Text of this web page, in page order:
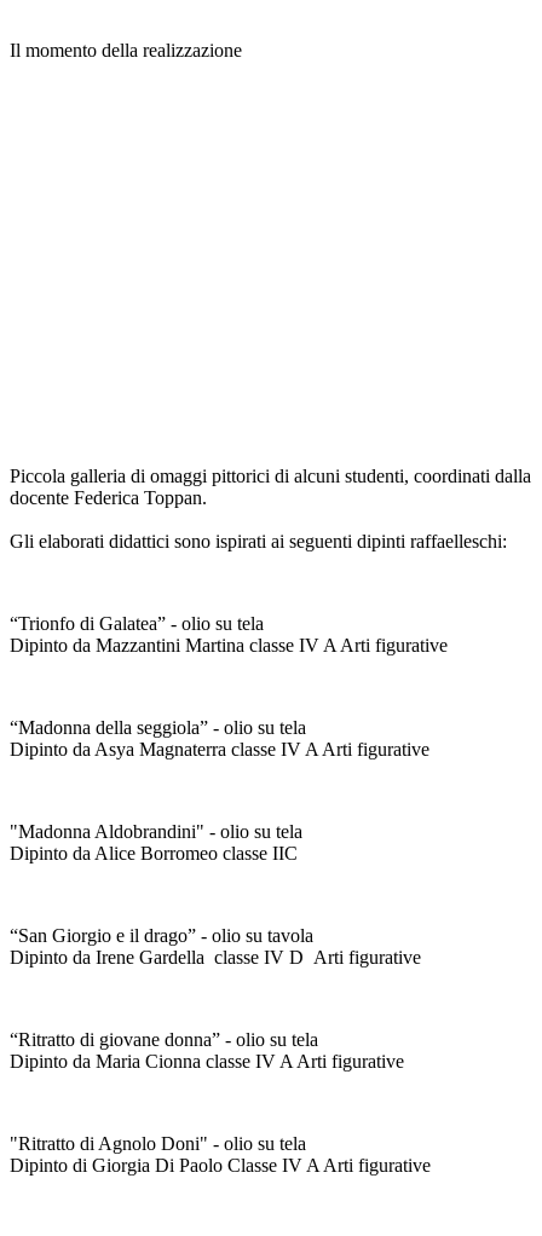
Il momento della realizzazione
Piccola galleria di omaggi pittorici di alcuni studenti, coordinati dalla
docente Federica Toppan.
Gli elaborati didattici sono ispirati ai seguenti dipinti raffaelleschi:
“Trionfo di Galatea” - olio su tela
Dipinto da Mazzantini Martina classe IV A Arti figurative
“Madonna della seggiola” - olio su tela
Dipinto da Asya Magnaterra classe IV A Arti figurative
"Madonna Aldobrandini" - olio su tela
Dipinto da Alice Borromeo classe IIC
“San Giorgio e il drago” - olio su tavola
Dipinto da Irene Gardella classe IV D Arti figurative
“Ritratto di giovane donna” - olio su tela
Dipinto da Maria Cionna classe IV A Arti figurative
"Ritratto di Agnolo Doni" - olio su tela
Dipinto di Giorgia Di Paolo Classe IV A Arti figurative